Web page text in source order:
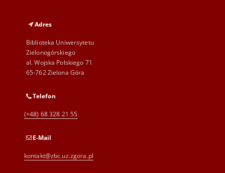
Adres
Biblioteka Uniwersytetu
Zielonogórskiego
al. Wojska Polskiego 71
65-762 Zielona Góra
Telefon
(+48) 68 328 21 55
E-Mail
kontakt@zbc.uz.zgora.pl